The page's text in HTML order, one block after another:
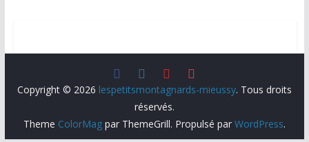
Copyright © 2026 lespetitsmontagnards-mieussy. Tous droits
réservés.
Theme ColorMagpar ThemeGrill. Propulsé par WordPress.